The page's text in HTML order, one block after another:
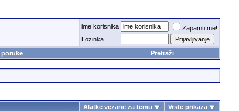
ime korisnika
Zapamti me!
Lozinka
poruke Pretraži
Alatke vezane za temu Vrste prikaza